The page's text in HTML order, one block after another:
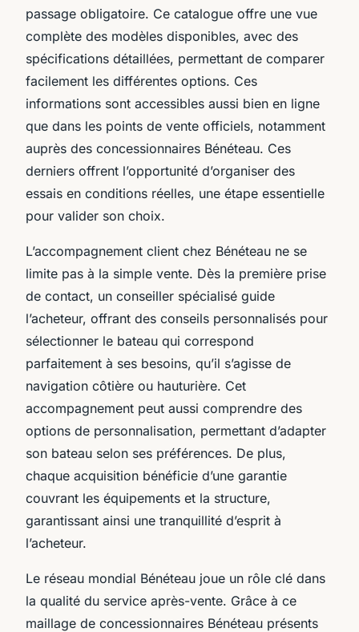
passage obligatoire. Ce catalogue offre une vue
complète des modèles disponibles, avec des
spécifications détaillées, permettant de comparer
facilement les différentes options. Ces
informations sont accessibles aussi bien en ligne
que dans les points de vente officiels, notamment
auprès des concessionnaires Bénéteau. Ces
derniers offrent l’opportunité d’organiser des
essais en conditions réelles, une étape essentielle
pour valider son choix.
L’accompagnement client chez Bénéteau ne se
limite pas à la simple vente. Dès la première prise
de contact, un conseiller spécialisé guide
l’acheteur, offrant des conseils personnalisés pour
sélectionner le bateau qui correspond
parfaitement à ses besoins, qu’il s’agisse de
navigation côtière ou hauturière. Cet
accompagnement peut aussi comprendre des
options de personnalisation, permettant d’adapter
son bateau selon ses préférences. De plus,
chaque acquisition bénéficie d’une garantie
couvrant les équipements et la structure,
garantissant ainsi une tranquillité d’esprit à
l’acheteur.
Le réseau mondial Bénéteau joue un rôle clé dans
la qualité du service après-vente. Grâce à ce
maillage de concessionnaires Bénéteau présents